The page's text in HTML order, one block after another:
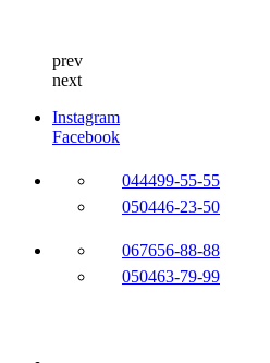
prev
next
Instagram
Facebook
044499-55-55
050446-23-50
067656-88-88
050463-79-99